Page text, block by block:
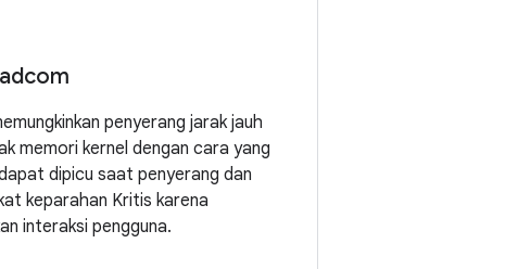
penyerang jarak jauh
memori kernel dengan cara yang
dipicu saat penyerang dan
keparahan Kritis karena
interaksi pengguna.